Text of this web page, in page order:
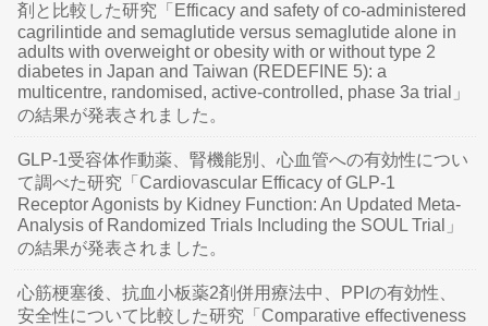
剤と比較した研究「Efficacy and safety of co-administered
cagrilintide and semaglutide versus semaglutide alone in
adults with overweight or obesity with or without type 2
diabetes in Japan and Taiwan (REDEFINE 5): a
multicentre, randomised, active-controlled, phase 3a trial」
の結果が発表されました。
GLP-1受容体作動薬、腎機能別、心血管への有効性につい
て調べた研究「Cardiovascular Efficacy of GLP-1
Receptor Agonists by Kidney Function: An Updated Meta-
Analysis of Randomized Trials Including the SOUL Trial」
の結果が発表されました。
心筋梗塞後、抗血小板薬2剤併用療法中、PPIの有効性、
安全性について比較した研究「Comparative effectiveness